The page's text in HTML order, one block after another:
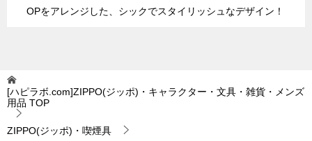
OPをアレンジした、シックでスタイリッシュなデザイン！
[ハピラボ.com]ZIPPO(ジッポ)・キャラクター・文具・雑貨・メンズ
用品 TOP
ZIPPO(ジッポ)・喫煙具